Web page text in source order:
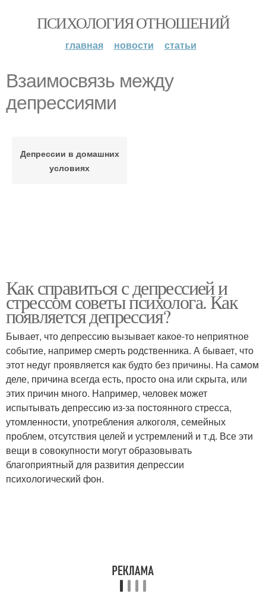
ПСИХОЛОГИЯ ОТНОШЕНИЙ
главная новости статьи
Взаимосвязь между
депрессиями
Депрессии в домашних
условиях
Как справиться с депрессией и
стрессом советы психолога. Как
появляется депрессия?
Бывает, что депрессию вызывает какое-то неприятное
событие, например смерть родственника. А бывает, что
этот недуг проявляется как будто без причины. На самом
деле, причина всегда есть, просто она или скрыта, или
этих причин много. Например, человек может
испытывать депрессию из-за постоянного стресса,
утомленности, употребления алкоголя, семейных
проблем, отсутствия целей и устремлений и т.д. Все эти
вещи в совокупности могут образовывать
благоприятный для развития депрессии
психологический фон.